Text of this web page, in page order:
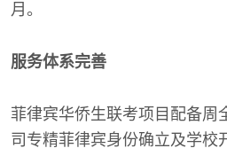
月。
服务体系完善
菲律宾华侨生联考项目配备周
司专精菲律宾身份确立及学校